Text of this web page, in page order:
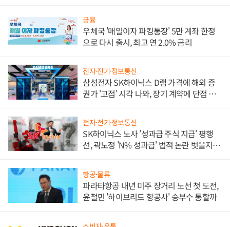
금융
우체국 '매일이자 파킹통장' 5만 계좌 한정
으로 다시 출시, 최고 연 2.0% 금리
전자·전기·정보통신
삼성전자 SK하이닉스 D램 가격에 해외 증
권가 '고점' 시각 나와, 장기 계약에 단점 부
전자·전기·정보통신
SK하이닉스 노사 '성과급 주식 지급' 평행
선, 곽노정 'N% 성과급' 법적 논란 벗을지 주
항공·물류
파라타항공 내년 미주 장거리 노선 첫 도전,
윤철민 '하이브리드 항공사' 승부수 통할까